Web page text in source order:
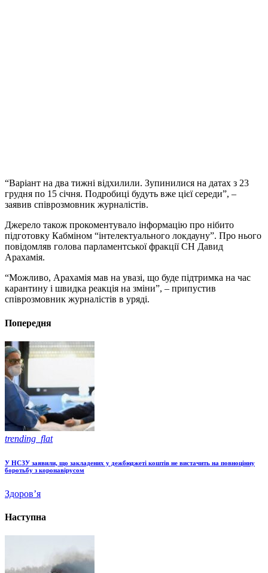
“Варіант на два тижні відхилили. Зупинилися на датах з 23
грудня по 15 січня. Подробиці будуть вже цієї середи”, –
заявив співрозмовник журналістів.
Джерело також прокоментувало інформацію про нібито
підготовку Кабміном “інтелектуального локдауну”. Про нього
повідомляв голова парламентської фракції СН Давид
Арахамія.
“Можливо, Арахамія мав на увазі, що буде підтримка на час
карантину і швидка реакція на зміни”, – припустив
співрозмовник журналістів в уряді.
Попередня
trending_flat
У НСЗУ заявили, що закладених у дежбюджеті коштів не вистачить на повноцінну
боротьбу з коронавірусом
Здоров’я
Наступна